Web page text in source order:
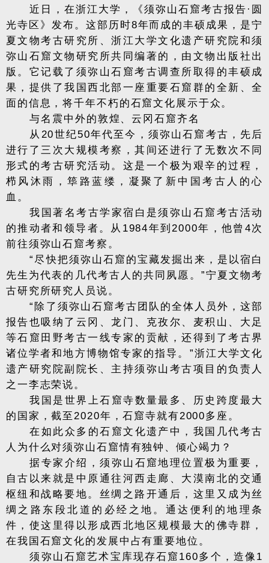
近日，在浙江大学，《须弥山石窟考古报告·圆
光寺区》发布。这部历时8年而成的丰硕成果，是宁
夏文物考古研究所、浙江大学文化遗产研究院和须
弥山石窟文物研究所共同编著的，由文物出版社出
版。它记载了须弥山石窟考古调查所取得的丰硕成
果，提供了我国西北部一座重要石窟群的全新、全
面的信息，将千年不朽的石窟文化展示于众。
与名震中外的敦煌、云冈石窟齐名
从20世纪50年代至今，须弥山石窟考古，先后
进行了三次大规模考察，其间还进行了无数次不同
形式的考古研究活动。这是一个极为艰辛的过程，
栉风沐雨，筚路蓝缕，凝聚了新中国考古人的心
血。
我国著名考古学家宿白是须弥山石窟考古活动
的推动者和领导者。从1984年到2000年，他曾4次
前往须弥山石窟考察。
“尽快把须弥山石窟的宝藏发掘出来，是以宿白
先生为代表的几代考古人的共同夙愿。”宁夏文物考
古研究所研究人员说。
“除了须弥山石窟考古团队的全体人员外，这部
报告也吸纳了云冈、龙门、克孜尔、麦积山、大足
等石窟田野考古一线专家的贡献，还得到了考古界
诸位学者和地方博物馆专家的指导。”浙江大学文化
遗产研究院副院长、主持须弥山考古项目的负责人
之一李志荣说。
我国是世界上石窟寺数量最多、历史跨度最大
的国家，截至2020年，石窟寺就有2000多座。
在如此众多的石窟文化遗产中，我国几代考古
人为什么对须弥山石窟情有独钟、倾心竭力？
据专家介绍，须弥山石窟地理位置极为重要，
自古以来就是中原通往河西走廊、大漠南北的交通
枢纽和战略要地。丝绸之路开通后，这里又成为丝
绸之路东段北道的必经之地。通达便利的地理条
件，使这里得以形成西北地区规模最大的佛寺群，
在我国石窟文化的发展中占有重要地位。
须弥山石窟艺术宝库现存石窟160多个，造像1